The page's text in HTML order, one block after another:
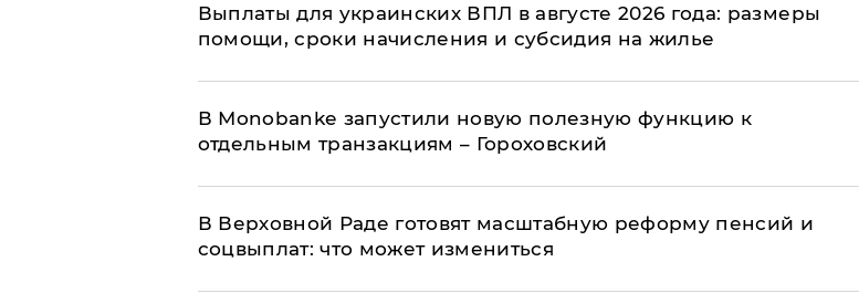
Выплаты для украинских ВПЛ в августе 2026 года: размеры
помощи, сроки начисления и субсидия на жилье
В Мonobankе запустили новую полезную функцию к
отдельным транзакциям – Гороховский
В Верховной Раде готовят масштабную реформу пенсий и
соцвыплат: что может измениться